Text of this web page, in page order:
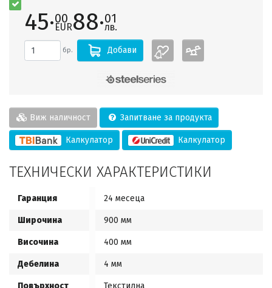
45·00
EUR88·01
лв.
бр. Добави
Виж наличност Запитване за продукта
Калкулатор Калкулатор
ТЕХНИЧЕСКИ ХАРАКТЕРИСТИКИ
Гаранция 24 месеца
Широчина 900 мм
Височина 400 мм
Дебелина 4 мм
Повърхност Текстилна